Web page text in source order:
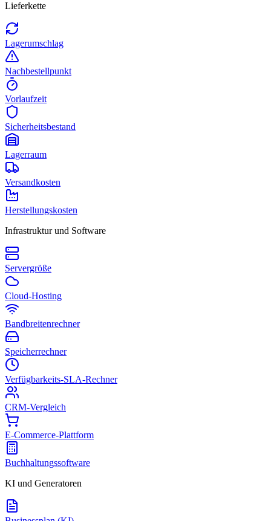
Lieferkette
Lagerumschlag
Nachbestellpunkt
Vorlaufzeit
Sicherheitsbestand
Lagerraum
Versandkosten
Herstellungskosten
Infrastruktur und Software
Servergröße
Cloud-Hosting
Bandbreitenrechner
Speicherrechner
Verfügbarkeits-SLA-Rechner
CRM-Vergleich
E-Commerce-Plattform
Buchhaltungssoftware
KI und Generatoren